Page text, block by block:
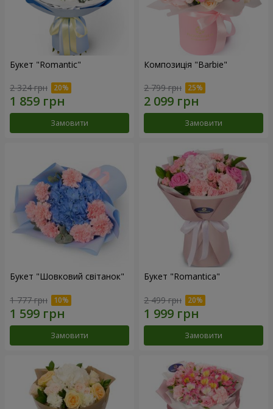
Букет "Romantic"
2 324 грн
Замовити
Композиція "Barbie"
2 799 грн
Замовити
Букет "Шовковий світанок"
1 777 грн
Замовити
Букет "Romantica"
2 499 грн
Замовити